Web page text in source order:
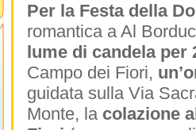
Per la Festa della
romantica a Al
lume di candela per
Campo dei Fiori,
guidata sulla Via
Monte, la colazione